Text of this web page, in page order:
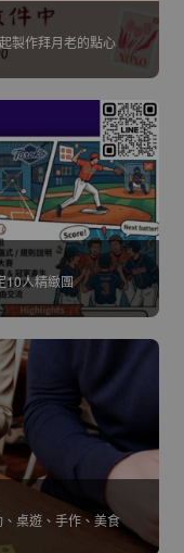
製作拜月老的點心
10人精緻團
桌遊、手作、美食